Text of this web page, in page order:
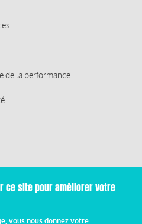
de la performance
- Réalisé parCafffeine
ce site pour améliorer votre
vous nous donnez votre